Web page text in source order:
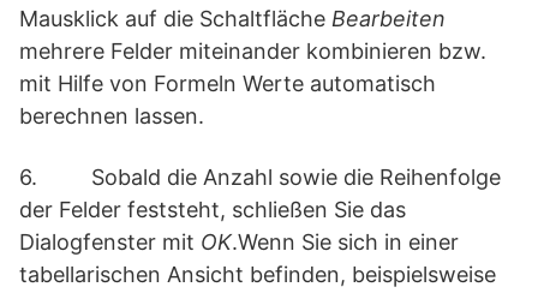
Mausklick auf die Schaltfläche Bearbeiten
mehrere Felder miteinander kombinieren bzw.
mit Hilfe von Formeln Werte automatisch
berechnen lassen.
6. Sobald die Anzahl sowie die Reihenfolge
der Felder feststeht, schließen Sie das
Dialogfenster mit OK.Wenn Sie sich in einer
tabellarischen Ansicht befinden, beispielsweise